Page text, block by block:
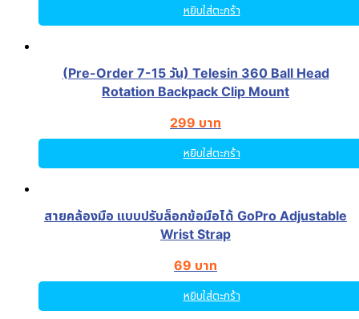
หยิบใส่ตะกร้า
(Pre-Order 7-15 วัน) Telesin 360 Ball Head
Rotation Backpack Clip Mount
299 บาท
หยิบใส่ตะกร้า
สายคล้องมือ แบบปรับล็อกข้อมือได้ GoPro Adjustable
Wrist Strap
69 บาท
หยิบใส่ตะกร้า